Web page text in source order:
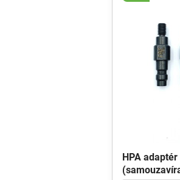
HPA